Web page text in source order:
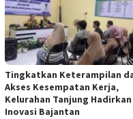
Tingkatkan Keterampilan
Akses Kesempatan Kerja,
Kelurahan Tanjung Hadirkan
Inovasi Bajantan